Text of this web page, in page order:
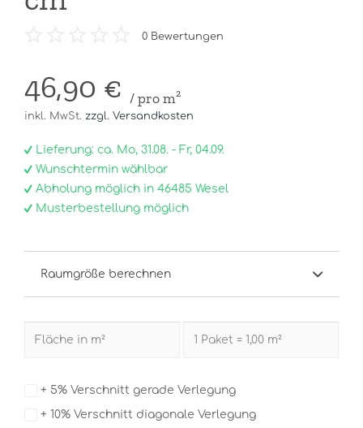
0 Bewertungen
46,90 € / pro m²
inkl. MwSt. zzgl. Versandkosten
Lieferung: ca. Mo, 31.08. - Fr, 04.09.
Wunschtermin wählbar
Abholung möglich in 46485 Wesel
Musterbestellung möglich
Raumgröße berechnen
+ 5% Verschnitt gerade Verlegung
+ 10% Verschnitt diagonale Verlegung